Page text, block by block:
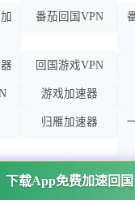
下载App免费加速回国
番茄回国VPN
回国游戏VPN
游戏加速器
归雁加速器
国VPN推荐 回国VPN